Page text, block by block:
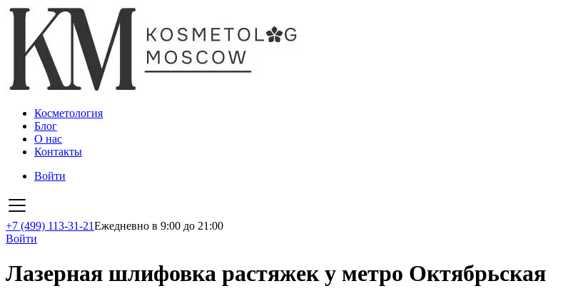
Косметология
Блог
О нас
Контакты
Войти
+7 (499) 113-31-21Ежедневно в 9:00 до 21:00
Войти
Лазерная шлифовка растяжек у метро Октябрьская